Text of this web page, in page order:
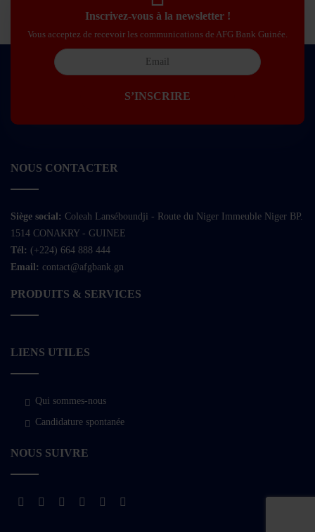
Inscrivez-vous à la newsletter !
Vous acceptez de recevoir les communications de AFG Bank Guinée.
NOUS CONTACTER
Siège social: Coleah Lanséboundji - Route du Niger Immeuble Niger BP.
1514 CONAKRY - GUINEE
Tél: (+224) 664 888 444
Email: contact@afgbank.gn
PRODUITS & SERVICES
LIENS UTILES
Qui sommes-nous
Candidature spontanée
NOUS SUIVRE